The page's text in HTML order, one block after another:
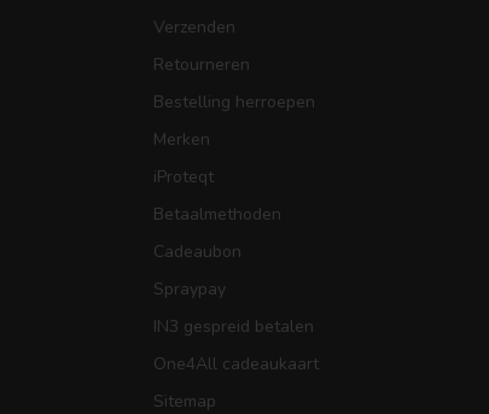
Verzenden
Retourneren
Bestelling herroepen
Merken
iProteqt
Betaalmethoden
Cadeaubon
Spraypay
IN3 gespreid betalen
One4All cadeaukaart
Sitemap